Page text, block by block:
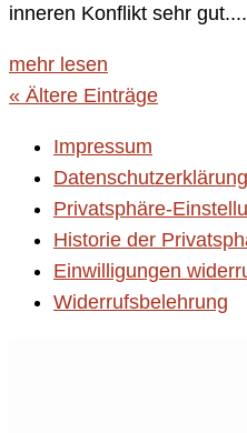
inneren Konflikt sehr gut....
mehr lesen
« Ältere Einträge
Impressum
Datenschutzerklärung
Privatsphäre-
Historie der
Einwilligungen
Widerrufsbelehrung